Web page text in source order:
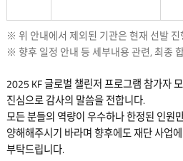
※ 위 안내에서 제외된 기관은 현재 선발
※ 향후 일정 안내 등 세부내용 관련, 최종
2025 KF 글로벌 챌린저 프로그램 참가자
진심으로 감사의 말씀을 전합니다.
모든 분들의 역량이 우수하나 한정된 인원
양해해주시기 바라며 향후에도 재단 사업
부탁드립니다.